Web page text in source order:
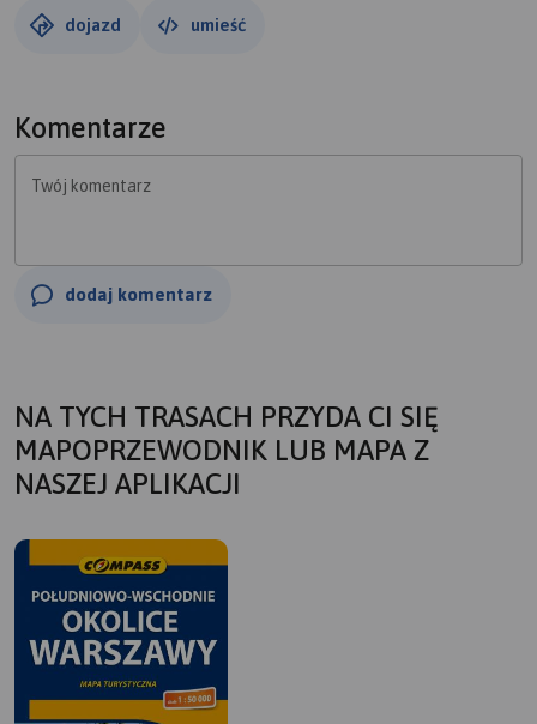
dojazd umieść
Komentarze
Twój komentarz
dodaj komentarz
NA TYCH TRASACH PRZYDA CI SIĘ
MAPOPRZEWODNIK LUB MAPA Z
NASZEJ APLIKACJI